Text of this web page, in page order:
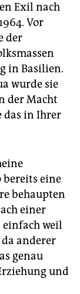
Exil nach
Vor
der
in Basilien.
wurde sie
der Macht
das in Ihrer
eine
behaupten
einer
weil
anderer
genau
und